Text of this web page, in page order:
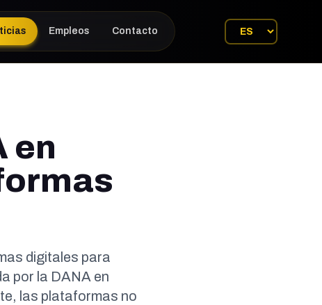
Empleos Contacto
en
digitales para
por la DANA en
las plataformas no